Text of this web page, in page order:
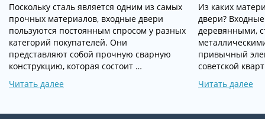
Поскольку сталь является одним из самых
прочных материалов, входные двери
пользуются постоянным спросом у разных
категорий покупателей. Они
представляют собой прочную сварную
конструкцию, которая состоит …
Читать далее
Из каких
двери?
деревянными,
привычный
советской
Читать далее